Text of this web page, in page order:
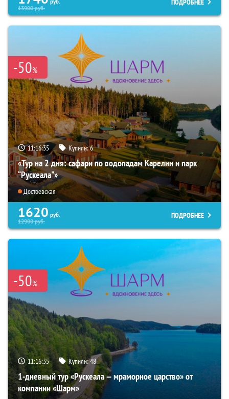
руб.
13900руб.
ПОДРОБНЕЕ
-50%
11:16:34 Купили:6
«Тур на 2 дня: сафари по водопадам Карелии и парк
“Рускеала"»
Достоевская
1620 руб.
12900руб.
ПОДРОБНЕЕ
-50%
11:16:34 Купили:48
1-дневный тур «Рускеала — мраморное царство» от
компании «Шарм»